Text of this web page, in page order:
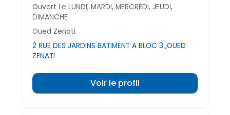
Ouvert Le LUNDI, MARDI, MERCREDI, JEUDI,
DIMANCHE
Oued Zenati
2 RUE DES JARDINS BATIMENT A BLOC 3 ,OUED
ZENATI
Voir le profil